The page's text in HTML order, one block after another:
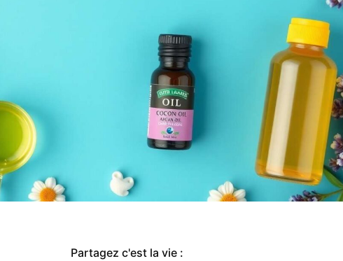
Partagez c'est la vie :